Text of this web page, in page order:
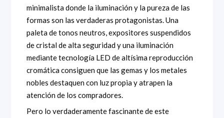
minimalista donde la iluminación y la pureza de las
formas son las verdaderas protagonistas. Una
paleta de tonos neutros, expositores suspendidos
de cristal de alta seguridad y una iluminación
mediante tecnología LED de altísima reproducción
cromática consiguen que las gemas y los metales
nobles destaquen con luz propia y atrapen la
atención de los compradores.
Pero lo verdaderamente fascinante de este